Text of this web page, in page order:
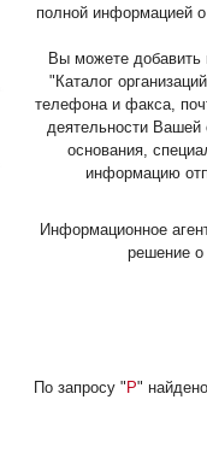
полной информацией
Вы можете добавить
"Каталог
телефона и факса,
деятельности Вашей
основания,
информацию
Информационное
решение о
По запросу " P"